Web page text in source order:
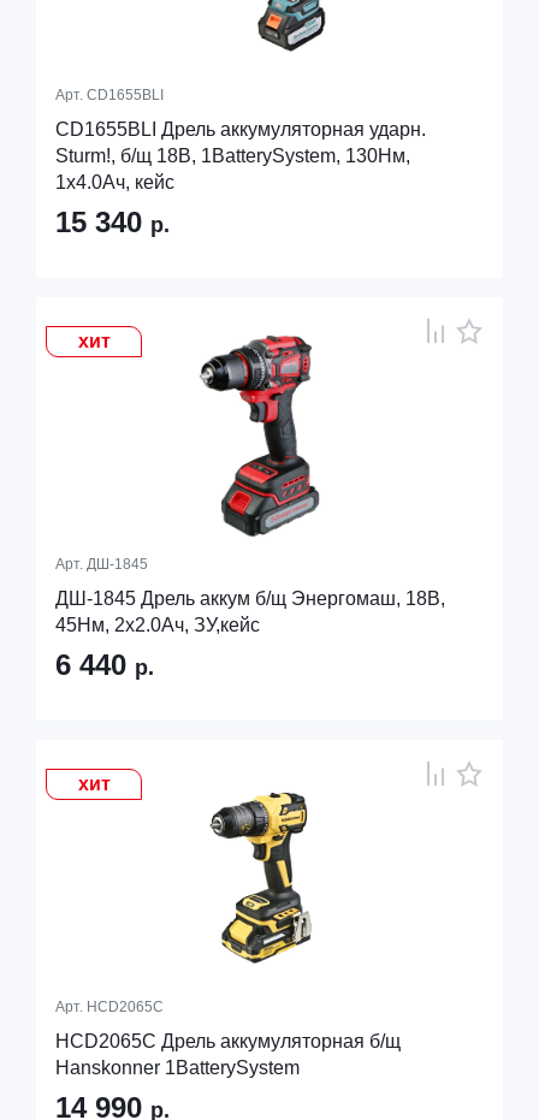
Арт. CD1655BLI
CD1655BLI Дрель аккумуляторная ударн.
Sturm!, б/щ 18В, 1BatterySystem, 130Нм,
1х4.0Ач, кейс
15 340 р.
хит
Арт. ДШ-1845
ДШ-1845 Дрель аккум б/щ Энергомаш, 18В,
45Нм, 2х2.0Ач, ЗУ,кейс
6 440 р.
хит
Арт. HCD2065C
HCD2065C Дрель аккумуляторная б/щ
Hanskonner 1BatterySystem
14 990 р.